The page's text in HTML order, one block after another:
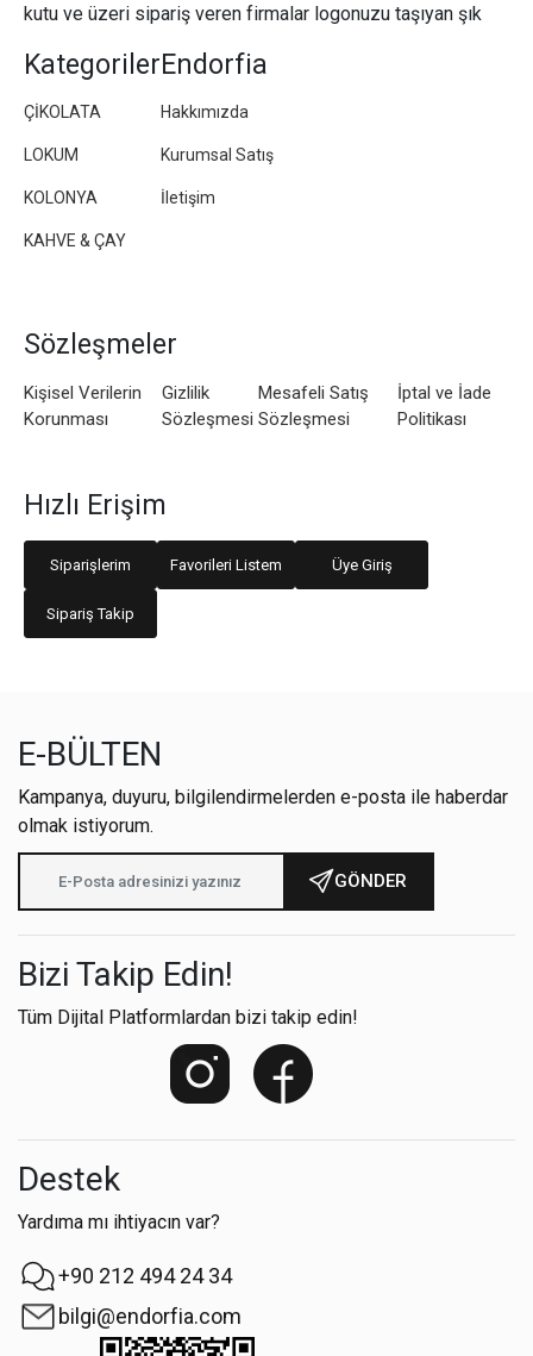
kutu ve üzeri sipariş veren firmalar logonuzu taşıyan şık
Kategoriler
ÇİKOLATA
LOKUM
KOLONYA
KAHVE & ÇAY
Endorfia
Hakkımızda
Kurumsal Satış
İletişim
Sözleşmeler
Kişisel Verilerin
Korunması
Gizlilik
Sözleşmesi
Mesafeli Satış
Sözleşmesi
İptal ve İade
Politikası
Hızlı Erişim
Siparişlerim Favorileri Listem Üye Giriş
Sipariş Takip
E-BÜLTEN
Kampanya, duyuru, bilgilendirmelerden e-posta ile haberdar
olmak istiyorum.
GÖNDER
Bizi Takip Edin!
Tüm Dijital Platformlardan bizi takip edin!
Destek
Yardıma mı ihtiyacın var?
+90 212 494 24 34
bilgi@endorfia.com